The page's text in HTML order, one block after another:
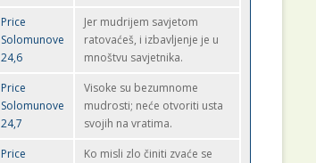
Price
Solomunove
24,6
Jer mudrijem savjetom
ratovaćeš, i izbavljenje je u
mnoštvu savjetnika.
Price
Solomunove
24,7
Visoke su bezumnome
mudrosti; neće otvoriti usta
svojih na vratima.
Price
Ko misli zlo činiti zvaće se